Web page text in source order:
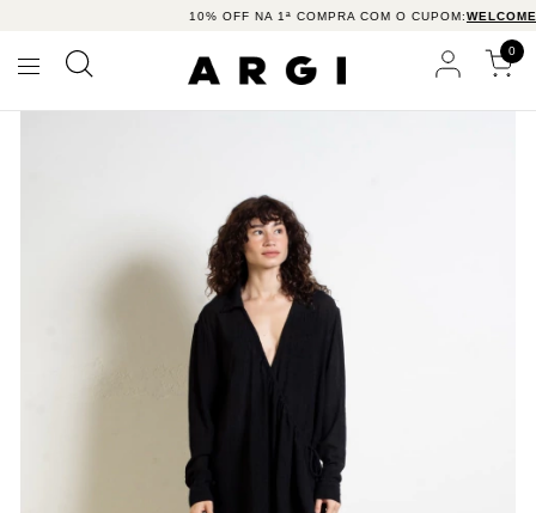
10% OFF NA 1ª COMPRA COM O CUPOM:WELCOME10
0